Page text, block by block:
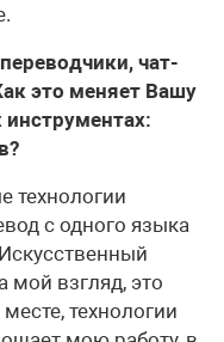
чат-
это меняет Вашу
технологии
с одного языка
мой взгляд, это
технологии